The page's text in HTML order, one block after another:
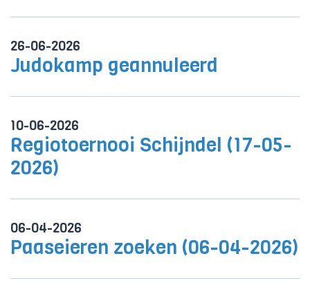
26-06-2026
Judokamp geannuleerd
10-06-2026
Regiotoernooi Schijndel (17-05-
2026)
06-04-2026
Paaseieren zoeken (06-04-2026)